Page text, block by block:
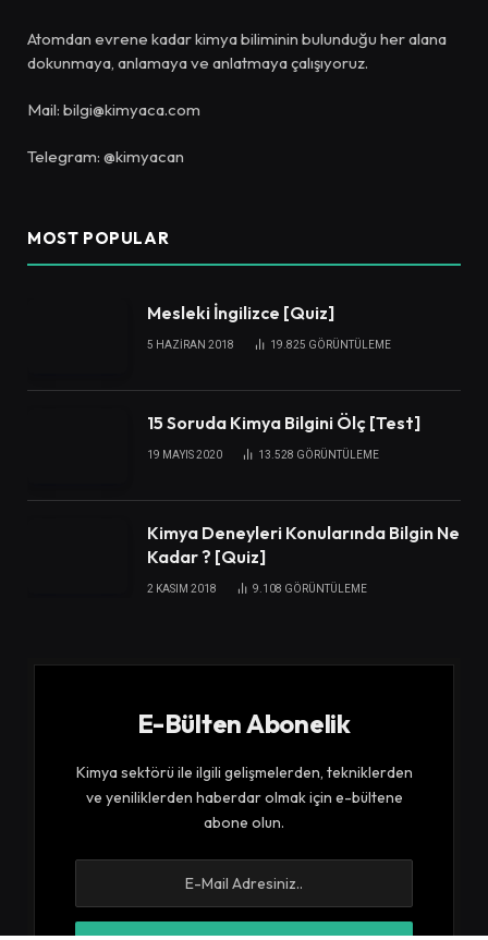
Atomdan evrene kadar kimya biliminin bulunduğu her alana
dokunmaya, anlamaya ve anlatmaya çalışıyoruz.
Mail: bilgi@kimyaca.com
Telegram: @kimyacan
MOST POPULAR
Mesleki İngilizce [Quiz]
5 HAZIRAN 2018 19.825 GÖRÜNTÜLEME
15 Soruda Kimya Bilgini Ölç [Test]
19 MAYIS 2020 13.528 GÖRÜNTÜLEME
Kimya Deneyleri Konularında Bilgin Ne
Kadar ? [Quiz]
2 KASIM 2018 9.108 GÖRÜNTÜLEME
E-Bülten Abonelik
Kimya sektörü ile ilgili gelişmelerden, tekniklerden
ve yeniliklerden haberdar olmak için e-bültene
abone olun.